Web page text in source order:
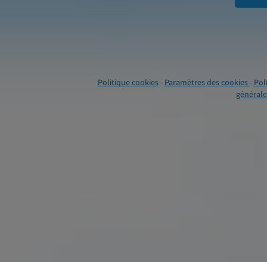
Politique cookies- Paramètres des cookies-